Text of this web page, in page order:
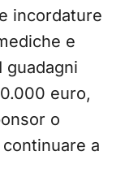
incordature
e
guadagni
euro,
o
a